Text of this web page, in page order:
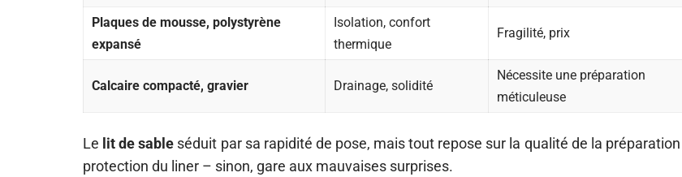
Plaques de mousse, polystyrène
expansé
Isolation, confort
thermique
Fragilité, prix
Calcaire compacté, gravier Drainage, solidité
Nécessite une préparation
méticuleuse
Le lit de sable séduit par sa rapidité de pose, mais tout repose sur la qualité de la
protection du liner – sinon, gare aux mauvaises surprises.